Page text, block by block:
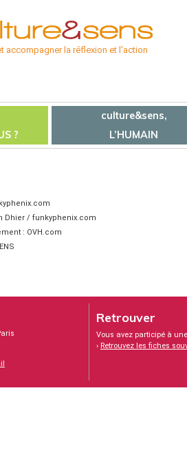
accompagner la réflexion et l'action
?
culture&sens,
L’HUMAIN
Dhier / funkyphenix.com
: OVH.com
Retrouver
Vous avez participé à
› Retrouvez les fiches